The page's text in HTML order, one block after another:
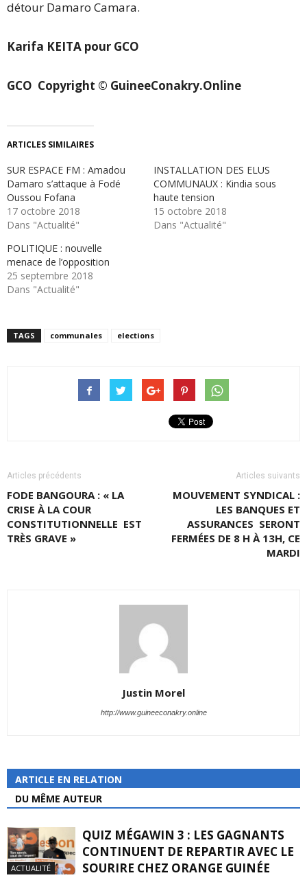
détour Damaro Camara.
Karifa KEITA pour GCO
GCO Copyright © GuineeConakry.Online
ARTICLES SIMILAIRES
SUR ESPACE FM : Amadou
Damaro s’attaque à Fodé
Oussou Fofana
17 octobre 2018
Dans "Actualité"
INSTALLATION DES ELUS
COMMUNAUX : Kindia sous
haute tension
15 octobre 2018
Dans "Actualité"
POLITIQUE : nouvelle
menace de l’opposition
25 septembre 2018
Dans "Actualité"
TAGS communales elections
Articles précédents
FODE BANGOURA : « LA
CRISE À LA COUR
CONSTITUTIONNELLE EST
TRÈS GRAVE »
Articles suivants
MOUVEMENT SYNDICAL :
LES BANQUES ET
ASSURANCES SERONT
FERMÉES DE 8 H À 13H, CE
MARDI
Justin Morel
http://www.guineeconakry.online
ARTICLE EN RELATION
DU MÊME AUTEUR
ACTUALITÉ
QUIZ MÉGAWIN 3 : LES GAGNANTS
CONTINUENT DE REPARTIR AVEC LE
SOURIRE CHEZ ORANGE GUINÉE